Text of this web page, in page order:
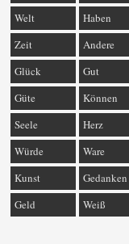
Welt
Haben
Zeit
Andere
Glück
Gut
Güte
Können
Seele
Herz
Würde
Ware
Kunst
Gedanken
Geld
Weiß